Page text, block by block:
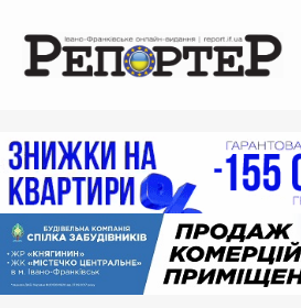
вмісту